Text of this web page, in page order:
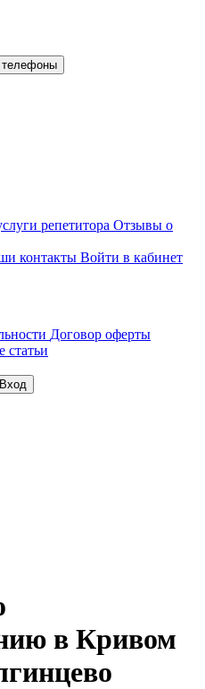
репетитора Отзывы о
контакты Войти в кабинет
Договор оферты
статьи
Вход
в Кривом